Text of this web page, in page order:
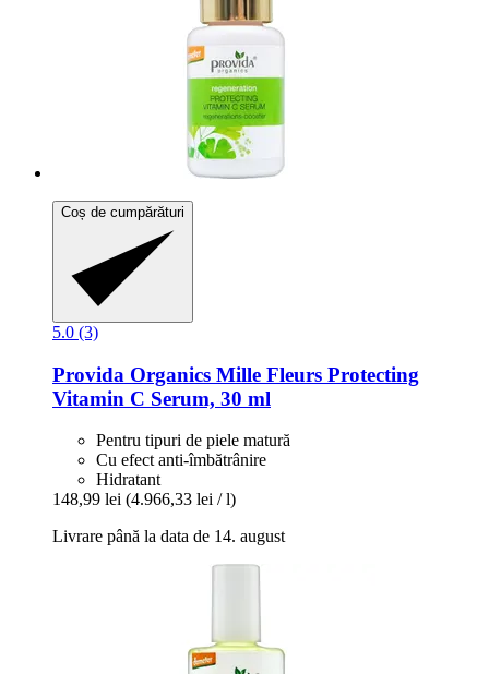
Coș de cumpărături
5.0 (3)
Provida Organics Mille Fleurs Protecting
Vitamin C Serum, 30 ml
Pentru tipuri de piele matură
Cu efect anti-îmbătrânire
Hidratant
148,99 lei (4.966,33 lei / l)
Livrare până la data de 14. august